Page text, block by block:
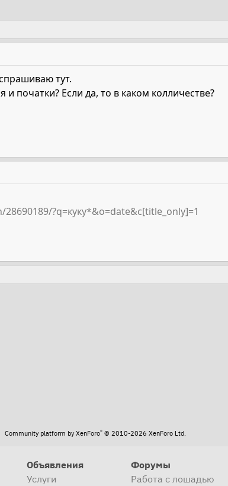
тут.
початки? Если да, то в каком колличестве?
?q=куку*&o=date&c[title_only]=1
Community platform by XenForo® © 2010-2026 XenForo Ltd.
Объявления
Услуги
Форумы
Работа с лошадью